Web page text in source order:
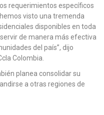
requerimientos específicos
visto una tremenda
disponibles en toda
de manera más efectiva
del país”, dijo
Colombia.
planea consolidar su
a otras regiones de